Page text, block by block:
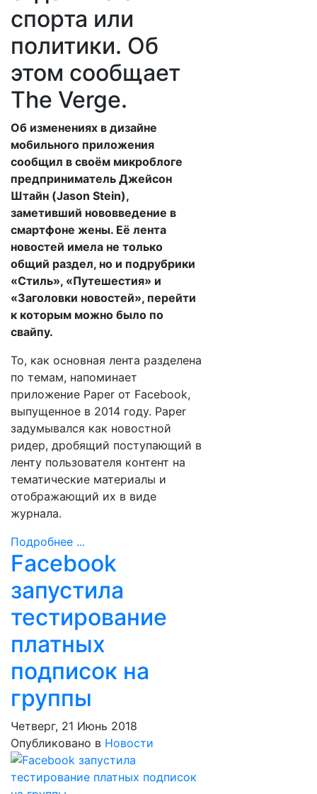
спорта или
политики. Об
этом сообщает
The Verge.
Об изменениях в дизайне
мобильного приложения
сообщил в своём микроблоге
предприниматель Джейсон
Штайн (Jason Stein),
заметивший нововведение в
смартфоне жены. Её лента
новостей имела не только
общий раздел, но и подрубрики
«Стиль», «Путешестия» и
«Заголовки новостей», перейти
к которым можно было по
свайпу.
То, как основная лента разделена
по темам, напоминает
приложение Paper от Facebook,
выпущенное в 2014 году. Paper
задумывался как новостной
ридер, дробящий поступающий в
ленту пользователя контент на
тематические материалы и
отображающий их в виде
журнала.
Подробнее ...
Facebook
запустила
тестирование
платных
подписок на
группы
Четверг, 21 Июнь 2018
Опубликовано в Новости